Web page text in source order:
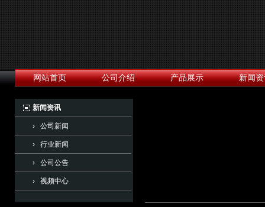
网站首页 公司介绍 产品展示 新闻
新闻资讯
› 公司新闻
› 行业新闻
› 公司公告
› 视频中心